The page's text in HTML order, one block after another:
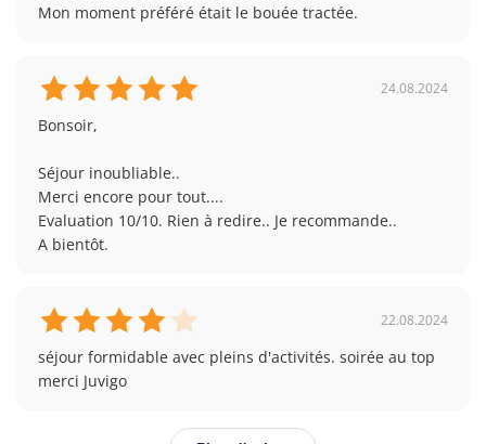
Mon moment préféré était le bouée tractée.
24.08.2024
Bonsoir,
Séjour inoubliable..
Merci encore pour tout....
Evaluation 10/10. Rien à redire.. Je recommande..
A bientôt.
22.08.2024
séjour formidable avec pleins d'activités. soirée au top
merci Juvigo